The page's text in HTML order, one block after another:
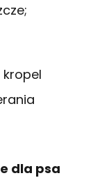
dla psa